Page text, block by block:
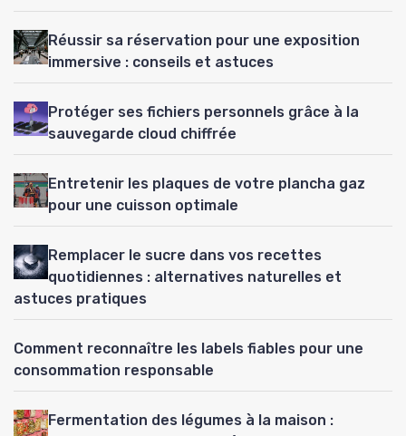
Réussir sa réservation pour une exposition
immersive : conseils et astuces
Protéger ses fichiers personnels grâce à la
sauvegarde cloud chiffrée
Entretenir les plaques de votre plancha gaz
pour une cuisson optimale
Remplacer le sucre dans vos recettes
quotidiennes : alternatives naturelles et
astuces pratiques
Comment reconnaître les labels fiables pour une
consommation responsable
Fermentation des légumes à la maison :